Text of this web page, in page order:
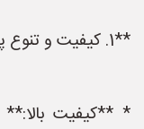
**1. کیفیت و تنوع پارچه:**
* **کیفیت بالا:**